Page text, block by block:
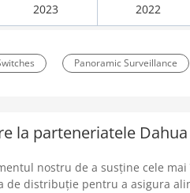
2023 2022
Panoramic Surveillance
Industrial Inspection
ECO partner Early
la parteneriatele Dahua
nostru de a susține cele
de distribuție pentru a asigura